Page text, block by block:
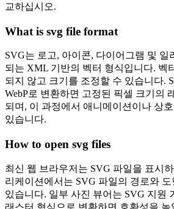
교하십시오.
What is svg file format
SVG는 로고, 아이콘, 다이어그램 및 일
되는 XML 기반의 벡터 형식입니다. 벡
되지 않고 크기를 조정할 수 있습니다.
WebP로 변환하면 고정된 픽셀 크기의
되며, 이 과정에서 애니메이션이나 상
있습니다.
How to open svg files
최신 웹 브라우저는 SVG 파일을 표시
리케이션에서는 SVG 파일의 경로와
있습니다. 일부 사진 뷰어는 SVG 지원
래스터 형식으로 변환하면 호환성을 높